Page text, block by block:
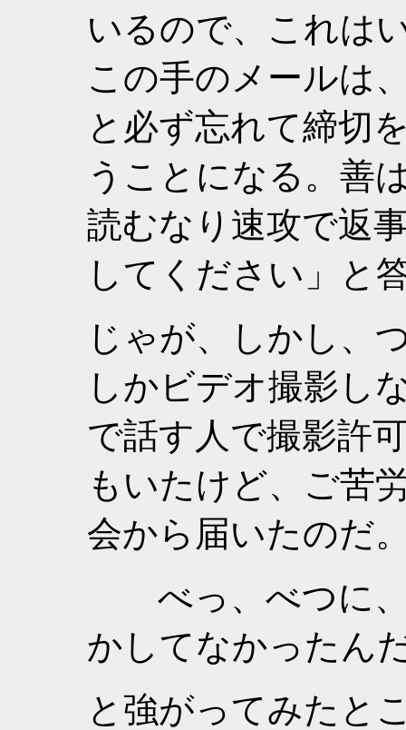
いるので、これは
この手のメールは
と必ず忘れて締切
うことになる。善
読むなり速攻で返
してください」と
じゃが、しかし、
しかビデオ撮影し
で話す人で撮影許
もいたけど、ご苦
会から届いたのだ
べっ、べつに、
かしてなかったん
と強がってみたと